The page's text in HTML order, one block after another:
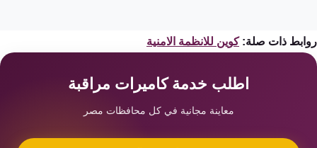
ذات صلة: كوين للانظمة الامنية
اطلب خدمة كاميرات مراقبة
معاينة مجانية في كل محافظات مصر